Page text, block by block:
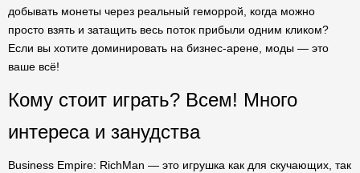
добывать монеты через реальный геморрой, когда можно
просто взять и затащить весь поток прибыли одним кликом?
Если вы хотите доминировать на бизнес-арене, моды — это
ваше всё!
Кому стоит играть? Всем! Много
интереса и занудства
Business Empire: RichMan — это игрушка как для скучающих, так